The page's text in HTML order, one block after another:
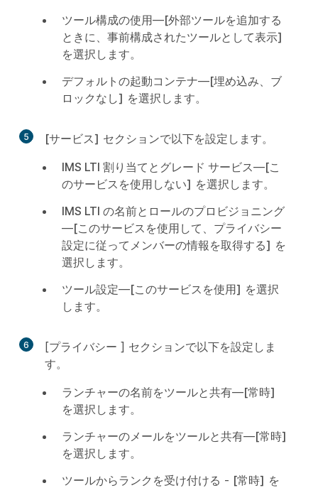
ツール構成の使用—[外部ツールを追加する
ときに、事前構成されたツールとして表示]
を選択します。
デフォルトの起動コンテナ—[埋め込み、ブ
ロックなし] を選択します。
5 [サービス] セクションで以下を設定します。
IMS LTI 割り当てとグレード サービス—[こ
のサービスを使用しない] を選択します。
IMS LTI の名前とロールのプロビジョニング
—[このサービスを使用して、プライバシー
設定に従ってメンバーの情報を取得する] を
選択します。
ツール設定—[このサービスを使用] を選択
します。
6 [プライバシー ] セクションで以下を設定しま
す。
ランチャーの名前をツールと共有—[常時]
を選択します。
ランチャーのメールをツールと共有—[常時]
を選択します。
ツールからランクを受け付ける - [常時] を